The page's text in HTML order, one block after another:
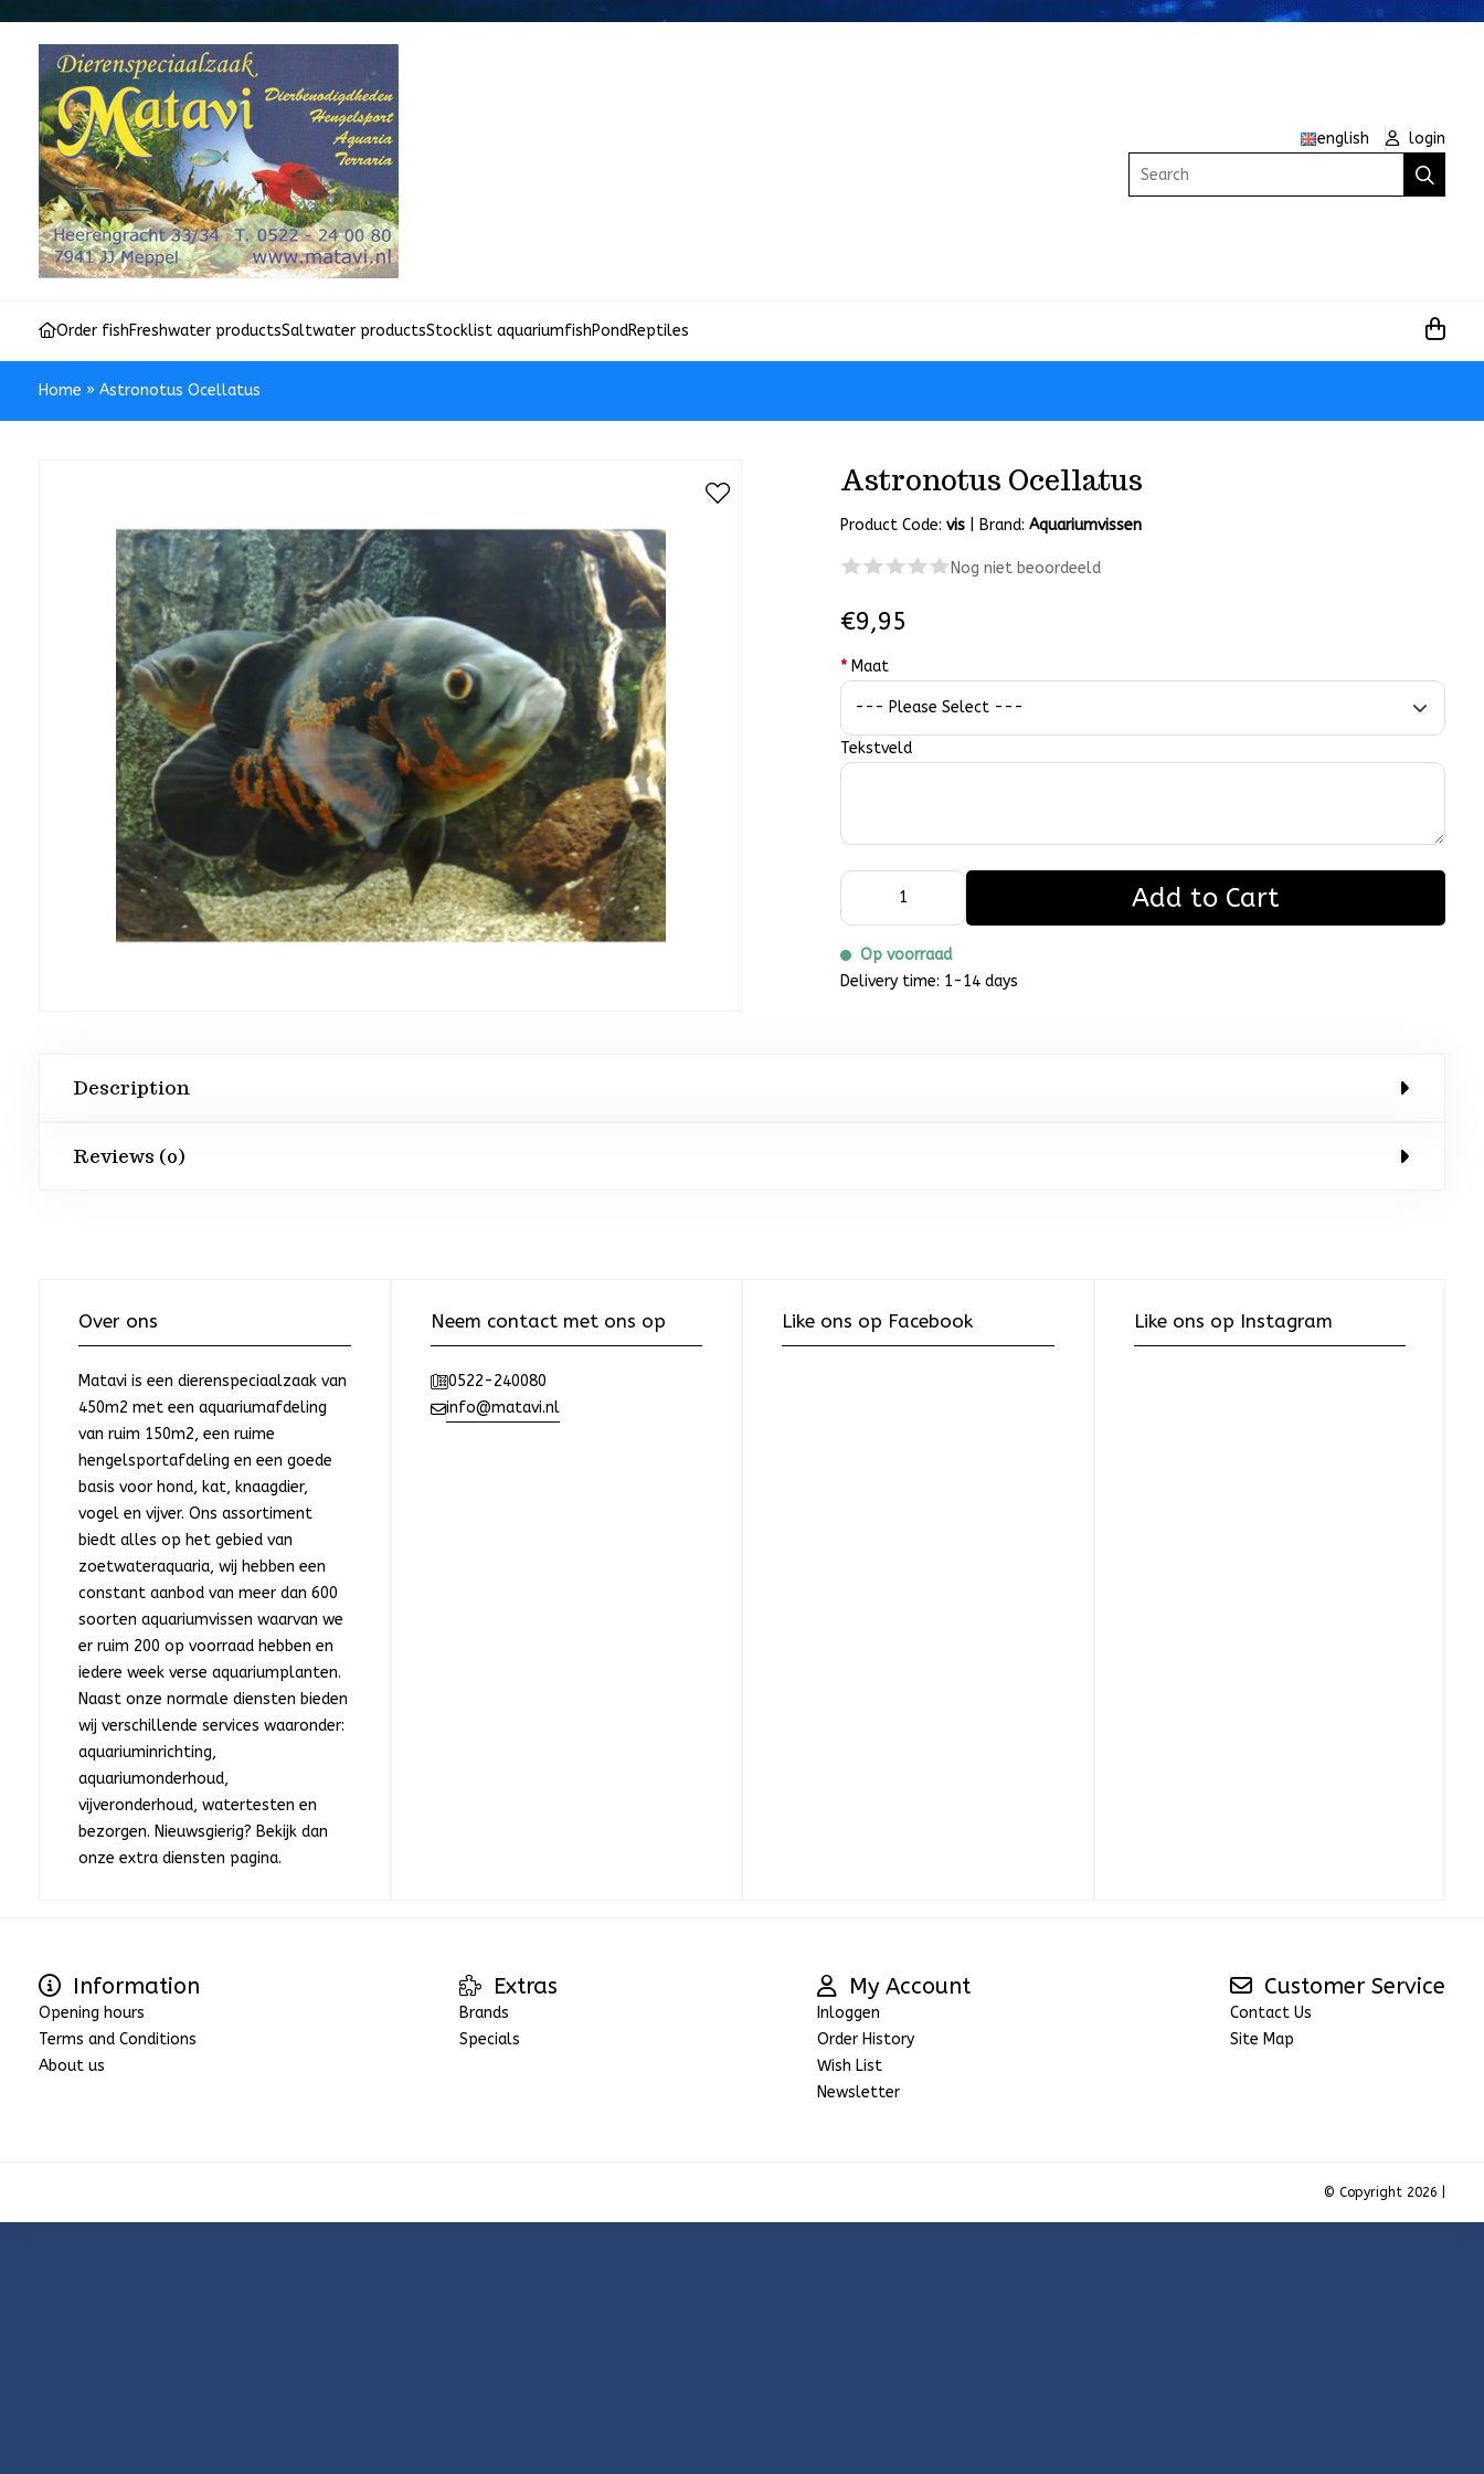
english
login
Search
Order fishFreshwater productsSaltwater productsStocklist aquariumfishPondReptiles
Home » Astronotus Ocellatus
Astronotus Ocellatus
Product Code:vis Brand:Aquariumvissen
Nog niet beoordeeld
€9,95
* Maat
Tekstveld
Add to Cart
Op voorraad
Delivery time: 1-14 days
Description
Reviews (0)
Over ons
Matavi is een dierenspeciaalzaak van
450m2 met een aquariumafdeling
van ruim 150m2, een ruime
hengelsportafdeling en een goede
basis voor hond, kat, knaagdier,
vogel en vijver. Ons assortiment
biedt alles op het gebied van
zoetwateraquaria, wij hebben een
constant aanbod van meer dan 600
soorten aquariumvissen waarvan we
er ruim 200 op voorraad hebben en
iedere week verse aquariumplanten.
Naast onze normale diensten bieden
wij verschillende services waaronder:
aquariuminrichting,
aquariumonderhoud,
vijveronderhoud, watertesten en
bezorgen. Nieuwsgierig? Bekijk dan
onze extra diensten pagina.
Neem contact met ons op
0522-240080
info@matavi.nl
Like ons op Facebook Like ons op Instagram
Information
Opening hours
Terms and Conditions
About us
Extras
Brands
Specials
My Account
Inloggen
Order History
Wish List
Newsletter
Customer Service
Contact Us
Site Map
© Copyright 2026 |